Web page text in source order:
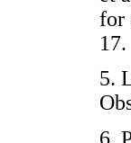
for
5.